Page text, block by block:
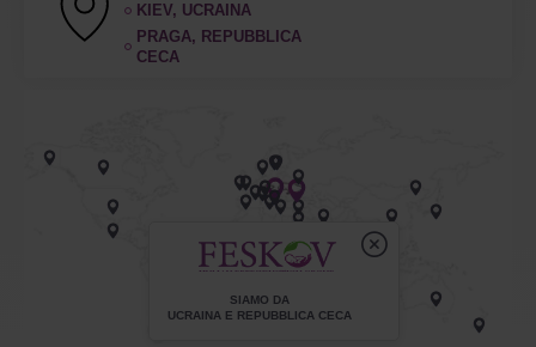
KIEV, UCRAINA
PRAGA, REPUBBLICA
CECA
SIAMO DA
UCRAINA E REPUBBLICA CECA